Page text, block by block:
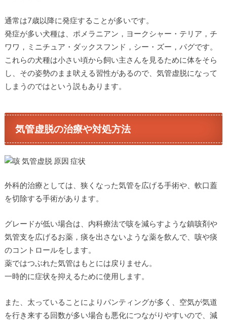
通常は7歳以降に発症することが多いです。
発症が多い犬種は、ポメラニアン，ヨークシャー・テリア，チ
ワワ，ミニチュア・ダックスフンド，シー・ズー，パグです。
これらの犬種は小さい頃から飼い主さんを見るために体をそら
し、その姿勢のまま吠える習性があるので、気管虚脱になって
しまうのではという説もあります。
気管虚脱の治療や対処方法
外科的治療としては、狭くなった気管を広げる手術や、軟口蓋
を切除する手術があります。
グレードが低い場合は、内科療法で咳を減らすような鎮咳剤や
気管支を広げるお薬，痰を出さないような薬を飲んで、咳や痰
のコントロールをします。
薬ではつぶれた気管はもとには戻りません。
一時的に症状を抑えるために使用します。
また、太っていることによりパンティングが多く、空気が気道
を行き来する回数が多い場合も悪化につながりやすいので、減